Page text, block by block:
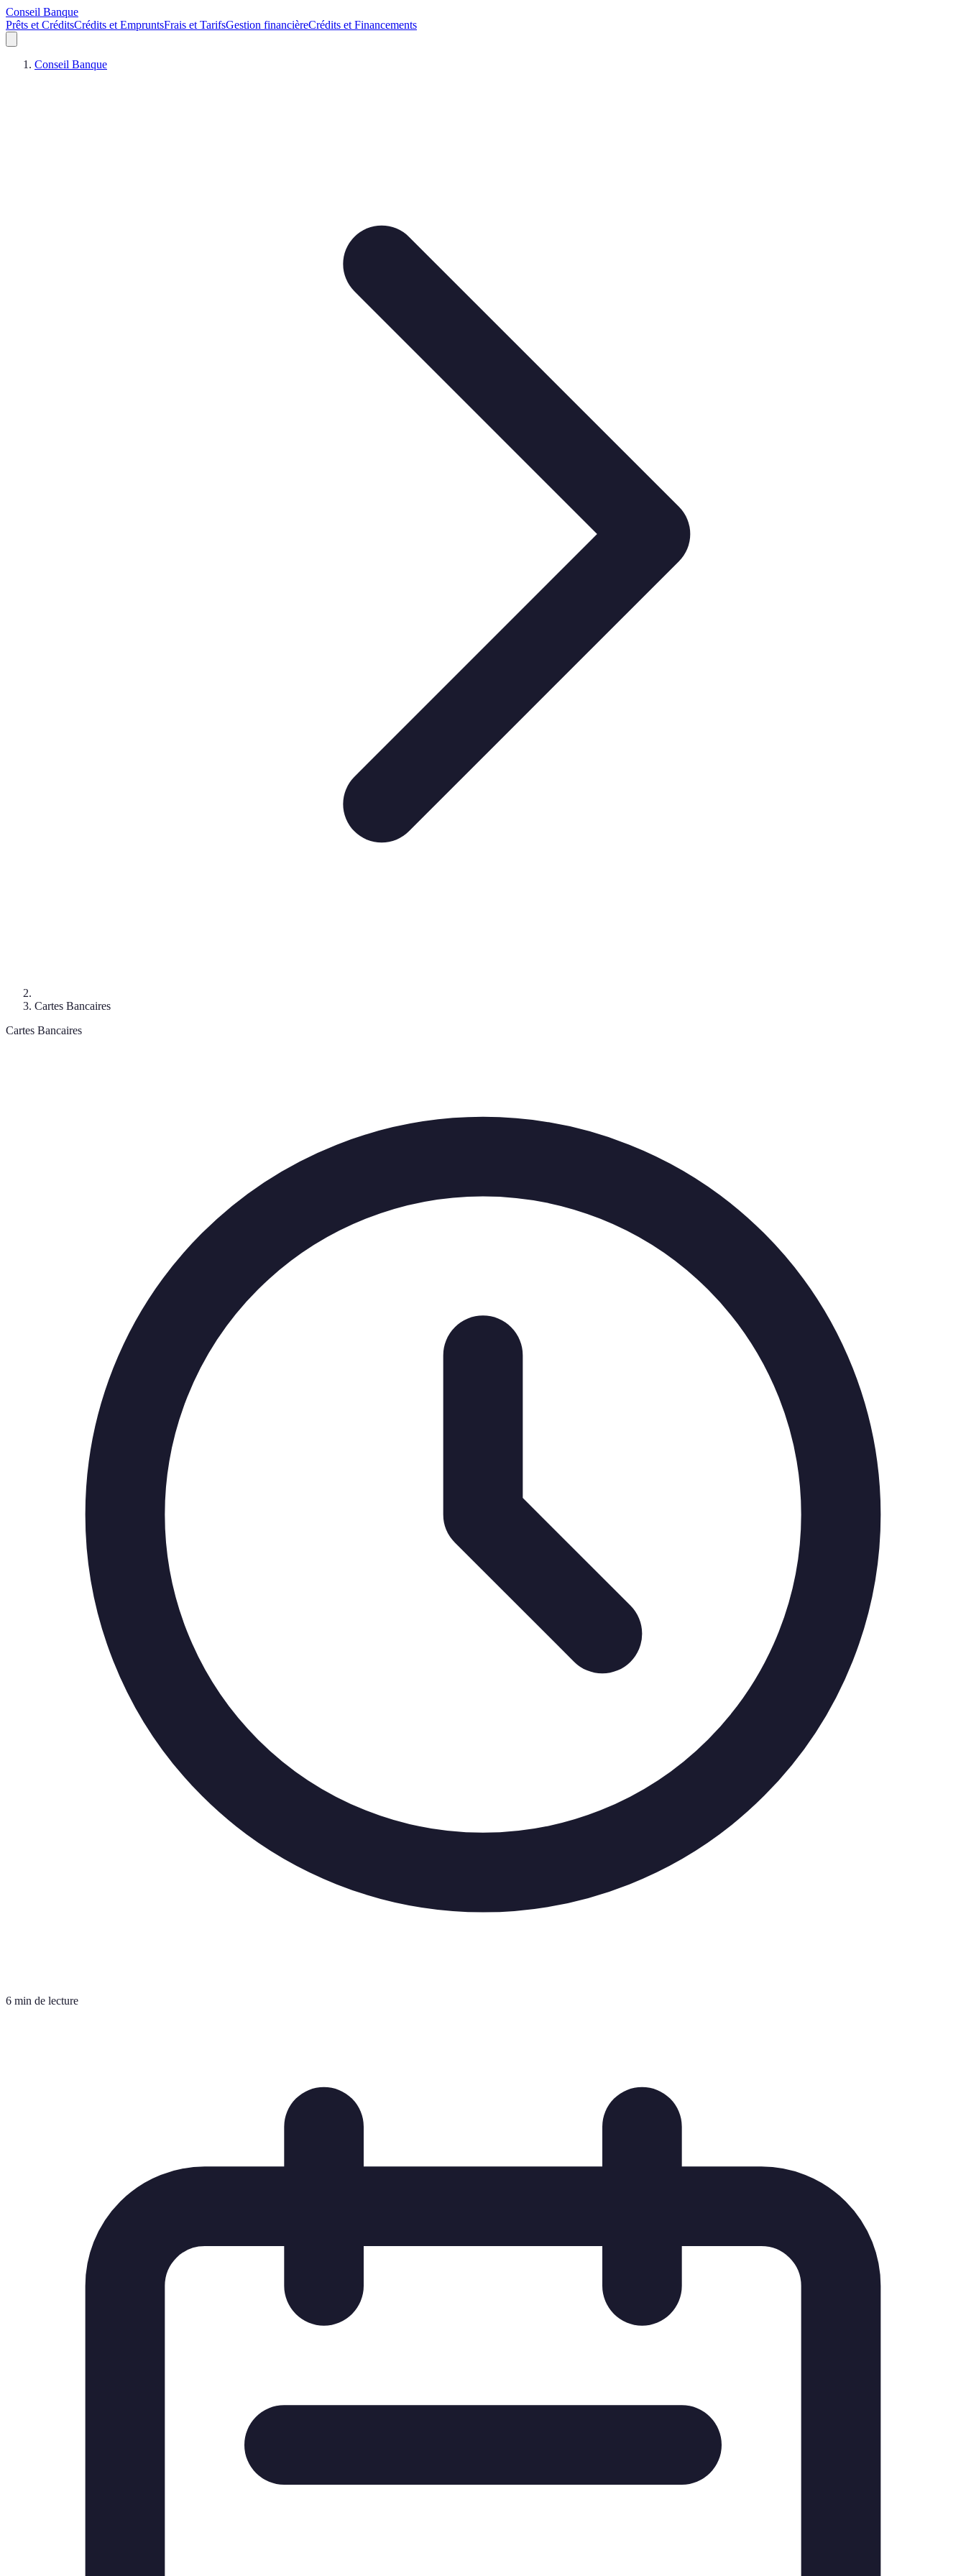
Conseil Banque
Prêts et CréditsCrédits et EmpruntsFrais et TarifsGestion financièreCrédits et Financements
Conseil Banque
Cartes Bancaires
Cartes Bancaires
6 min de lecture